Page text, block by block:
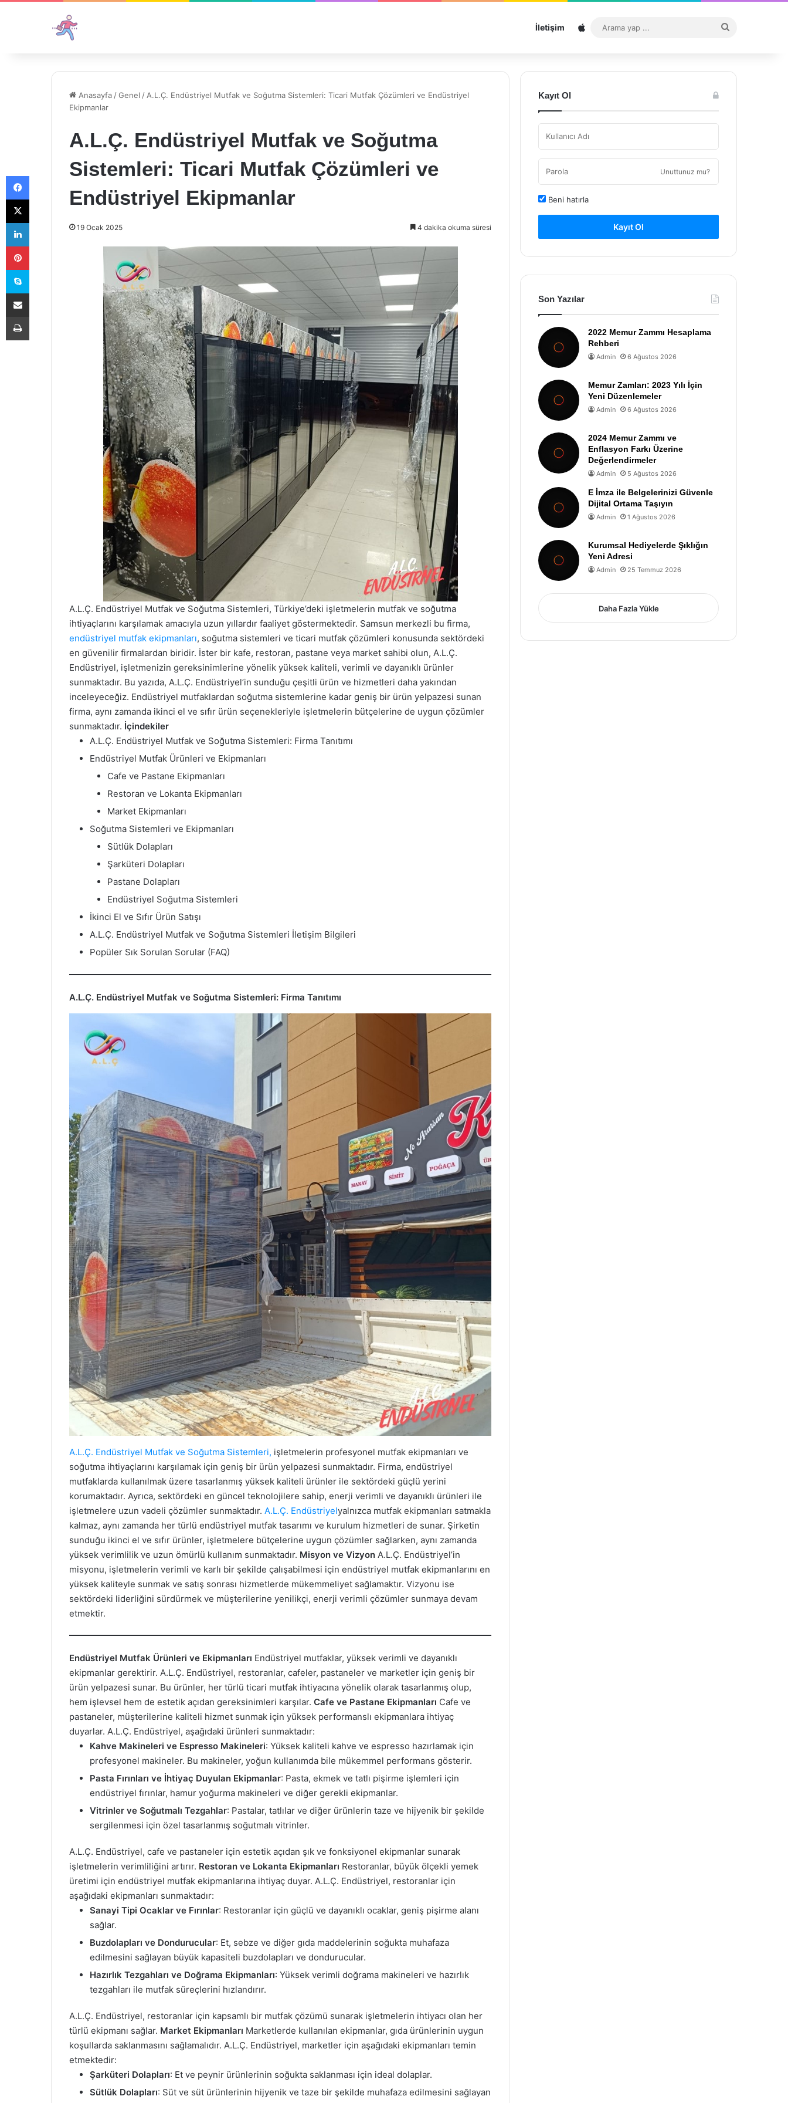
İletişim Sitemap
...
Anasayfa /Genel / A.L.Ç. Endüstriyel Mutfak ve Soğutma Sistemleri: Ticari Mutfak Çözümleri ve Endüstriyel
Ekipmanlar
A.L.Ç. Endüstriyel Mutfak ve Soğutma
Sistemleri: Ticari Mutfak Çözümleri ve
Endüstriyel Ekipmanlar
19 Ocak 2025 4 dakika okuma süresi
A.L.Ç. Endüstriyel Mutfak ve Soğutma Sistemleri, Türkiye’deki işletmelerin mutfak ve soğutma
ihtiyaçlarını karşılamak amacıyla uzun yıllardır faaliyet göstermektedir. Samsun merkezli bu firma,
endüstriyel mutfak ekipmanları, soğutma sistemleri ve ticari mutfak çözümleri konusunda sektördeki
en güvenilir firmalardan biridir. İster bir kafe, restoran, pastane veya market sahibi olun, A.L.Ç.
Endüstriyel, işletmenizin gereksinimlerine yönelik yüksek kaliteli, verimli ve dayanıklı ürünler
sunmaktadır. Bu yazıda, A.L.Ç. Endüstriyel’in sunduğu çeşitli ürün ve hizmetleri daha yakından
inceleyeceğiz. Endüstriyel mutfaklardan soğutma sistemlerine kadar geniş bir ürün yelpazesi sunan
firma, aynı zamanda ikinci el ve sıfır ürün seçenekleriyle işletmelerin bütçelerine de uygun çözümler
sunmaktadır. İçindekiler
A.L.Ç. Endüstriyel Mutfak ve Soğutma Sistemleri: Firma Tanıtımı
Endüstriyel Mutfak Ürünleri ve Ekipmanları
Cafe ve Pastane Ekipmanları
Restoran ve Lokanta Ekipmanları
Market Ekipmanları
Soğutma Sistemleri ve Ekipmanları
Sütlük Dolapları
Şarküteri Dolapları
Pastane Dolapları
Endüstriyel Soğutma Sistemleri
İkinci El ve Sıfır Ürün Satışı
A.L.Ç. Endüstriyel Mutfak ve Soğutma Sistemleri İletişim Bilgileri
Popüler Sık Sorulan Sorular (FAQ)
A.L.Ç. Endüstriyel Mutfak ve Soğutma Sistemleri: Firma Tanıtımı
A.L.Ç. Endüstriyel Mutfak ve Soğutma Sistemleri, işletmelerin profesyonel mutfak ekipmanları ve
soğutma ihtiyaçlarını karşılamak için geniş bir ürün yelpazesi sunmaktadır. Firma, endüstriyel
mutfaklarda kullanılmak üzere tasarlanmış yüksek kaliteli ürünler ile sektördeki güçlü yerini
korumaktadır. Ayrıca, sektördeki en güncel teknolojilere sahip, enerji verimli ve dayanıklı ürünleri ile
işletmelere uzun vadeli çözümler sunmaktadır. A.L.Ç. Endüstriyelyalnızca mutfak ekipmanları satmakla
kalmaz, aynı zamanda her türlü endüstriyel mutfak tasarımı ve kurulum hizmetleri de sunar. Şirketin
sunduğu ikinci el ve sıfır ürünler, işletmelere bütçelerine uygun çözümler sağlarken, aynı zamanda
yüksek verimlilik ve uzun ömürlü kullanım sunmaktadır. Misyon ve Vizyon A.L.Ç. Endüstriyel’in
misyonu, işletmelerin verimli ve karlı bir şekilde çalışabilmesi için endüstriyel mutfak ekipmanlarını en
yüksek kaliteyle sunmak ve satış sonrası hizmetlerde mükemmeliyet sağlamaktır. Vizyonu ise
sektördeki liderliğini sürdürmek ve müşterilerine yenilikçi, enerji verimli çözümler sunmaya devam
etmektir.
Endüstriyel Mutfak Ürünleri ve Ekipmanları Endüstriyel mutfaklar, yüksek verimli ve dayanıklı
ekipmanlar gerektirir. A.L.Ç. Endüstriyel, restoranlar, cafeler, pastaneler ve marketler için geniş bir
ürün yelpazesi sunar. Bu ürünler, her türlü ticari mutfak ihtiyacına yönelik olarak tasarlanmış olup,
hem işlevsel hem de estetik açıdan gereksinimleri karşılar. Cafe ve Pastane Ekipmanları Cafe ve
pastaneler, müşterilerine kaliteli hizmet sunmak için yüksek performanslı ekipmanlara ihtiyaç
duyarlar. A.L.Ç. Endüstriyel, aşağıdaki ürünleri sunmaktadır:
Kahve Makineleri ve Espresso Makineleri: Yüksek kaliteli kahve ve espresso hazırlamak için
profesyonel makineler. Bu makineler, yoğun kullanımda bile mükemmel performans gösterir.
Pasta Fırınları ve İhtiyaç Duyulan Ekipmanlar: Pasta, ekmek ve tatlı pişirme işlemleri için
endüstriyel fırınlar, hamur yoğurma makineleri ve diğer gerekli ekipmanlar.
Vitrinler ve Soğutmalı Tezgahlar: Pastalar, tatlılar ve diğer ürünlerin taze ve hijyenik bir şekilde
sergilenmesi için özel tasarlanmış soğutmalı vitrinler.
A.L.Ç. Endüstriyel, cafe ve pastaneler için estetik açıdan şık ve fonksiyonel ekipmanlar sunarak
işletmelerin verimliliğini artırır. Restoran ve Lokanta Ekipmanları Restoranlar, büyük ölçekli yemek
üretimi için endüstriyel mutfak ekipmanlarına ihtiyaç duyar. A.L.Ç. Endüstriyel, restoranlar için
aşağıdaki ekipmanları sunmaktadır:
Sanayi Tipi Ocaklar ve Fırınlar: Restoranlar için güçlü ve dayanıklı ocaklar, geniş pişirme alanı
sağlar.
Buzdolapları ve Dondurucular: Et, sebze ve diğer gıda maddelerinin soğukta muhafaza
edilmesini sağlayan büyük kapasiteli buzdolapları ve dondurucular.
Hazırlık Tezgahları ve Doğrama Ekipmanları: Yüksek verimli doğrama makineleri ve hazırlık
tezgahları ile mutfak süreçlerini hızlandırır.
A.L.Ç. Endüstriyel, restoranlar için kapsamlı bir mutfak çözümü sunarak işletmelerin ihtiyacı olan her
türlü ekipmanı sağlar. Market Ekipmanları Marketlerde kullanılan ekipmanlar, gıda ürünlerinin uygun
koşullarda saklanmasını sağlamalıdır. A.L.Ç. Endüstriyel, marketler için aşağıdaki ekipmanları temin
etmektedir:
Şarküteri Dolapları: Et ve peynir ürünlerinin soğukta saklanması için ideal dolaplar.
Sütlük Dolapları: Süt ve süt ürünlerinin hijyenik ve taze bir şekilde muhafaza edilmesini sağlayan
Kayıt Ol
Unuttunuz mu?
Beni hatırla
Kayıt Ol
Son Yazılar
2022 Memur Zammı Hesaplama
Rehberi
Admin 6 Ağustos 2026
Memur Zamları: 2023 Yılı İçin
Yeni Düzenlemeler
Admin 6 Ağustos 2026
2024 Memur Zammı ve
Enflasyon Farkı Üzerine
Değerlendirmeler
Admin 5 Ağustos 2026
E İmza ile Belgelerinizi Güvenle
Dijital Ortama Taşıyın
Admin 1 Ağustos 2026
Kurumsal Hediyelerde Şıklığın
Yeni Adresi
Admin 25 Temmuz 2026
Daha Fazla Yükle
Facebook
X
LinkedIn
Pinterest
Skype
E-Posta ile paylaş